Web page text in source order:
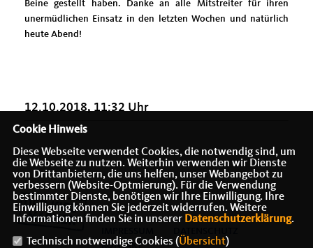
Beine gestellt haben. Danke an alle Mitstreiter für ihren
unermüdlichen Einsatz in den letzten Wochen und natürlich
heute Abend!
12.10.2018, 11:32 Uhr
KONTAKT
Cookie Hinweis
Diese Webseite verwendet Cookies, die notwendig sind, um
die Webseite zu nutzen. Weiterhin verwenden wir Dienste
von Drittanbietern, die uns helfen, unser Webangebot zu
verbessern (Website-Optmierung). Für die Verwendung
bestimmter Dienste, benötigen wir Ihre Einwilligung. Ihre
Einwilligung können Sie jederzeit widerrufen. Weitere
Informationen finden Sie in unserer Datenschutzerklärung.
Technisch notwendige Cookies (Übersicht)